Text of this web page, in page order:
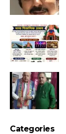
Categories